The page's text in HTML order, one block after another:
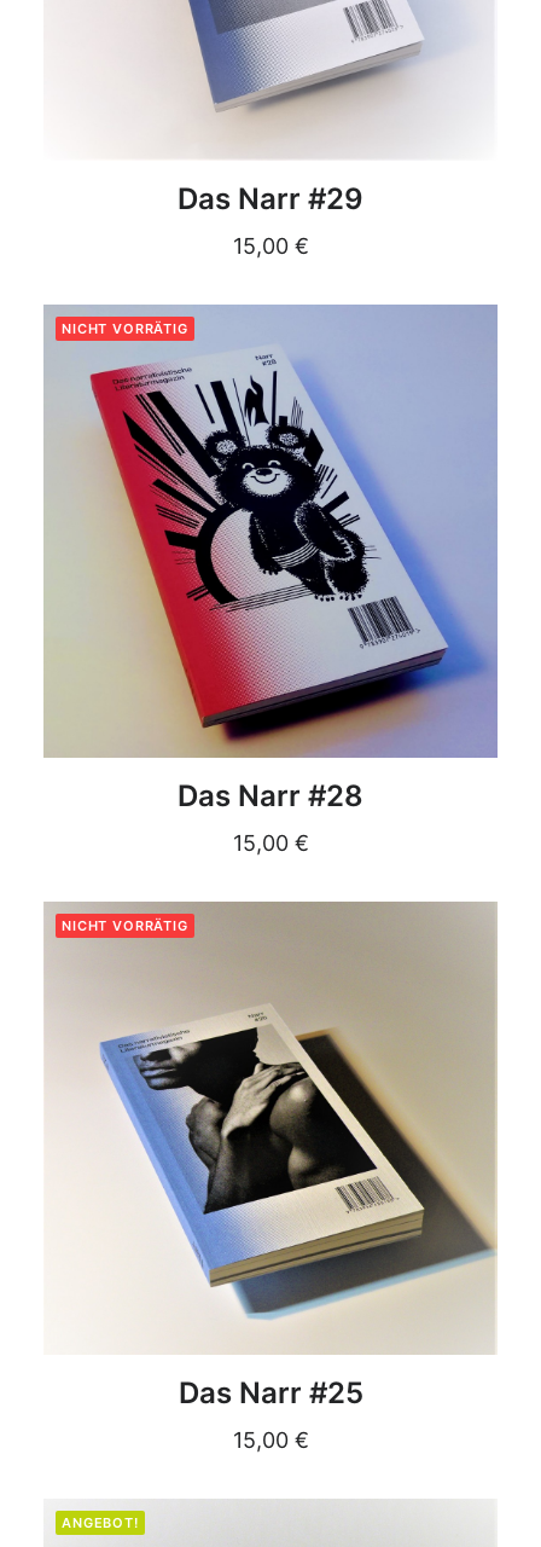
DETAILS
Das Narr #29
15,00 €
NICHT VORRÄTIG
DETAILS
Das Narr #28
15,00 €
NICHT VORRÄTIG
DETAILS
Das Narr #25
15,00 €
ANGEBOT!